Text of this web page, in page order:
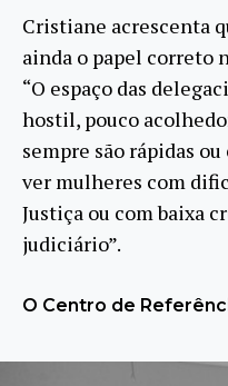
Cristiane acrescenta
ainda o papel correto
“O espaço das
hostil, pouco
sempre são rápidas
ver mulheres com
Justiça ou com baixa
judiciário”.
O Centro de